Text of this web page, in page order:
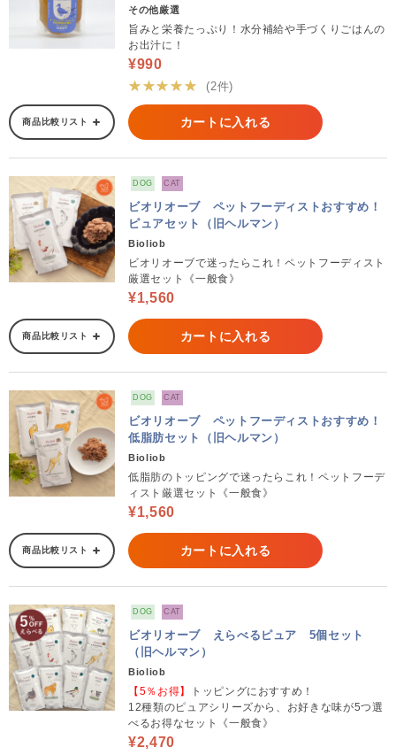
その他厳選
旨みと栄養たっぷり！水分補給や手づくりごはんの
お出汁に！
¥990
★★★★★
(2件)
商品比較リスト カートに入れる
DOG CAT
ビオリオーブ ペットフーディストおすすめ！
ピュアセット（旧ヘルマン）
Bioliob
ビオリオーブで迷ったらこれ！ペットフーディスト
厳選セット《一般食》
¥1,560
商品比較リスト カートに入れる
DOG CAT
ビオリオーブ ペットフーディストおすすめ！
低脂肪セット（旧ヘルマン）
Bioliob
低脂肪のトッピングで迷ったらこれ！ペットフーデ
ィスト厳選セット《一般食》
¥1,560
商品比較リスト カートに入れる
DOG CAT
ビオリオーブ えらべるピュア 5個セット
（旧ヘルマン）
Bioliob
【5％お得】
トッピングにおすすめ！
12種類のピュアシリーズから、お好きな味が5つ選
べるお得なセット《一般食》
¥2,470